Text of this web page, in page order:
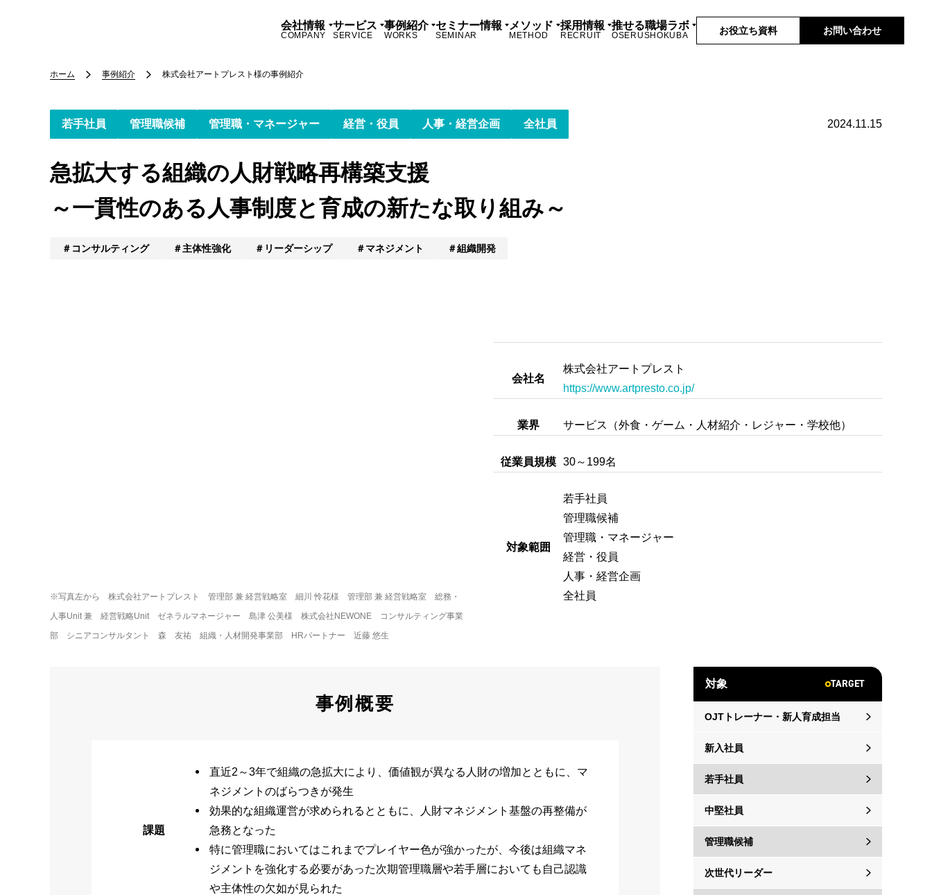
会社情報
COMPANY
サービス
SERVICE
事例紹介
WORKS
セミナー情報
SEMINAR
メソッド
METHOD
採用情報
RECRUIT
推せる職場ラボ
OSERUSHOKUBA お役立ち資料 お問い合わせ
ホーム 事例紹介 株式会社アートプレスト様の事例紹介
若手社員 管理職候補 管理職・マネージャー 経営・役員 人事・経営企画 全社員 2024.11.15
急拡大する組織の人財戦略再構築支援
～一貫性のある人事制度と育成の新たな取り組み～
コンサルティング 主体性強化 リーダーシップ マネジメント 組織開発
※写真左から　株式会社アートプレスト　管理部 兼 経営戦略室　細川 怜花様　管理部 兼 経営戦略室　総務・
人事Unit 兼　経営戦略Unit　ゼネラルマネージャー　島津 公美様　株式会社NEWONE　コンサルティング事業
部　シニアコンサルタント　森　友祐　組織・人材開発事業部　HRパートナー　近藤 悠生
会社名
株式会社アートプレスト
https://www.artpresto.co.jp/
業界 サービス（外食・ゲーム・人材紹介・レジャー・学校他）
従業員規模 30～199名
対象範囲
若手社員
管理職候補
管理職・マネージャー
経営・役員
人事・経営企画
全社員
事例概要
課題
直近2～3年で組織の急拡大により、価値観が異なる人財の増加とともに、マ
ネジメントのばらつきが発生
効果的な組織運営が求められるとともに、人財マネジメント基盤の再整備が
急務となった
特に管理職においてはこれまでプレイヤー色が強かったが、今後は組織マネ
ジメントを強化する必要があった次期管理職層や若手層においても自己認識
や主体性の欠如が見られた
対象 TARGET
OJTトレーナー・新人育成担当
新入社員
若手社員
中堅社員
管理職候補
次世代リーダー